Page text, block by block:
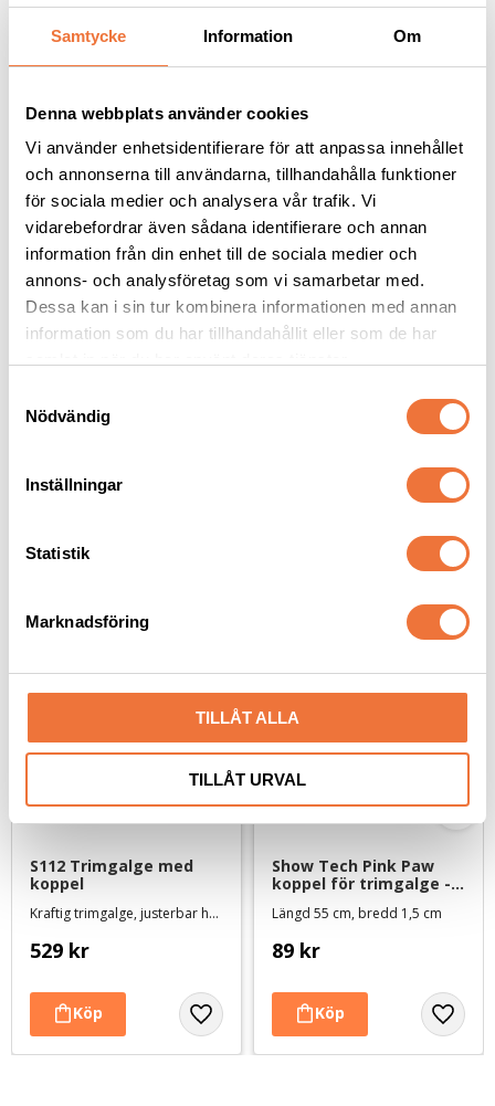
Samtycke Information Om
Denna webbplats använder cookies
Vi använder enhetsidentifierare för att anpassa innehållet
och annonserna till användarna, tillhandahålla funktioner
för sociala medier och analysera vår trafik. Vi
vidarebefordrar även sådana identifierare och annan
information från din enhet till de sociala medier och
annons- och analysföretag som vi samarbetar med.
Dessa kan i sin tur kombinera informationen med annan
information som du har tillhandahållit eller som de har
Nödvändig
Inställningar
Statistik
Marknadsföring
TILLÅT ALLA
TILLÅT URVAL
Andra köpte även
Show Tech Ear Buddy
Pro Pack
389kr
Show Tech
Fingerkondomer large
S112 Trimgalge med
koppel
Kraftig trimgalge, justerbar höjd
529 kr
Show Tech Pink Paw
koppel för trimgalge -
Längd 55 cm, bredd 1,5 cm
89 kr